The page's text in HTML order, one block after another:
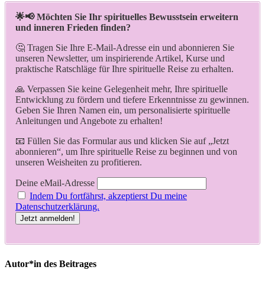
🌟📢 Möchten Sie Ihr spirituelles Bewusstsein erweitern
und inneren Frieden finden?
🤔 Tragen Sie Ihre E-Mail-Adresse ein und abonnieren Sie
unseren Newsletter, um inspirierende Artikel, Kurse und
praktische Ratschläge für Ihre spirituelle Reise zu erhalten.
🙏 Verpassen Sie keine Gelegenheit mehr, Ihre spirituelle
Entwicklung zu fördern und tiefere Erkenntnisse zu gewinnen.
Geben Sie Ihren Namen ein, um personalisierte spirituelle
Anleitungen und Angebote zu erhalten!
📧 Füllen Sie das Formular aus und klicken Sie auf „Jetzt
abonnieren“, um Ihre spirituelle Reise zu beginnen und von
unseren Weisheiten zu profitieren.
Deine eMail-Adresse
Indem Du fortfährst, akzeptierst Du meine
Datenschutzerklärung.
Autor*in des Beitrages